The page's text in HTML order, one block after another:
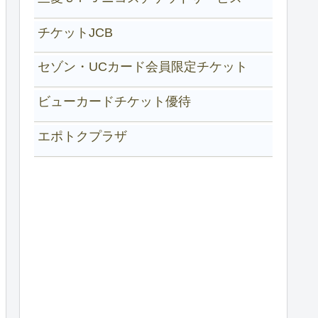
チケットJCB
セゾン・UCカード会員限定チケット
ビューカードチケット優待
エポトクプラザ